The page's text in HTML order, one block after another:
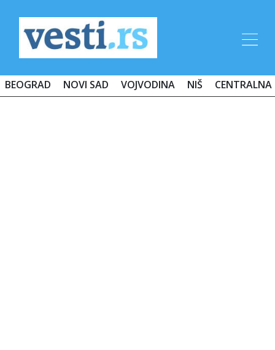
BEOGRAD NOVI SAD VOJVODINA NIŠ CENTRALNA